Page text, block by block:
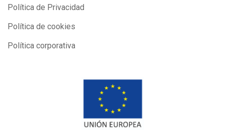
Política de Privacidad
Política de cookies
Política corporativa